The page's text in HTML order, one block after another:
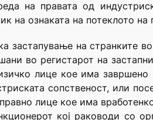
на правата од
на ознаката на потеклото
застапување на странките
во регистарот на
лице кое има завршено
сопственост, или
лице кое има
кој раководи со